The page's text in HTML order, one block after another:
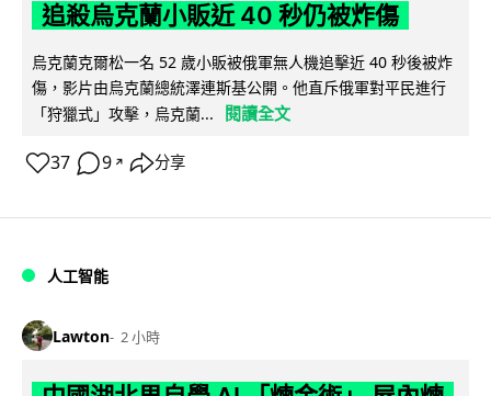
追殺烏克蘭小販近 40 秒仍被炸傷
烏克蘭克爾松一名 52 歲小販被俄軍無人機追擊近 40 秒後被炸
傷，影片由烏克蘭總統澤連斯基公開。他直斥俄軍對平民進行
「狩獵式」攻擊，烏克蘭...
閱讀全文
37 9 ↗ 分享
人工智能
Lawton 2 小時